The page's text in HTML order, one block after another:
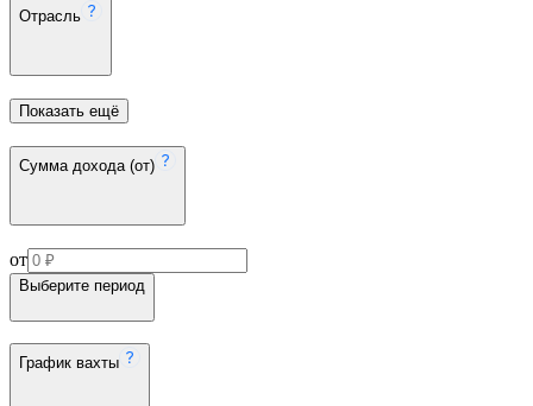
Отрасль
Показать ещё
Сумма дохода (от)
от
Выберите период
График вахты